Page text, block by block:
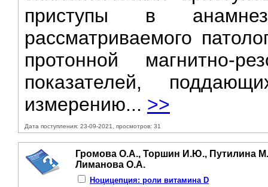
приступы в
рассматриваемого
протонной магнитно-
показателей,
измерению... >>
Дата поступления: 23-09-2021, просмотров: 31
Громова О.А., Торшин И.Ю., Путилина
Лиманова О.А.
Ноцицепция: роли витамина D